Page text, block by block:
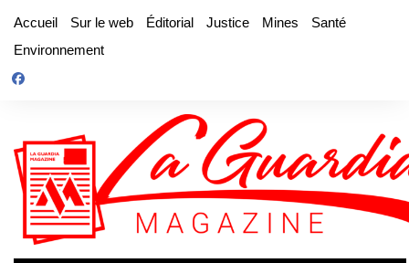
contenu
Accueil Sur le web Éditorial Justice Mines
Santé
Environnement